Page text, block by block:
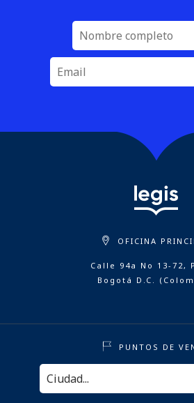
OFICINA
Calle 94a No 13-72,
Bogotá D.C.
PUNTOS DE